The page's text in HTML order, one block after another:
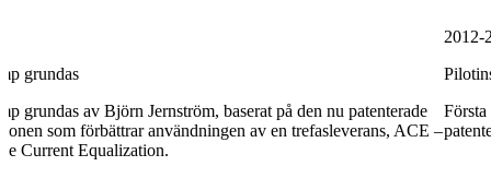
grundas
grundas av Björn Jernström, baserat på den nu patenterade
som förbättrar användningen av en trefasleverans, ACE –
Current Equalization.
2012-